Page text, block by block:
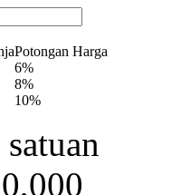
Potongan Harga
6%
8%
10%